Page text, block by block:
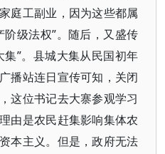
庭工副业，因为这些都属
级法权”。随后，又盛传
”。县城大集从民国初年
播站连日宣传可知，关闭
这位书记去大寨参观学习
由是农民赶集影响集体农
本主义。但是，政府无法